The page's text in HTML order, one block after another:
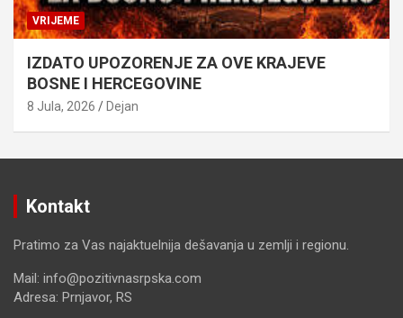
VRIJEME
IZDATO UPOZORENJE ZA OVE KRAJEVE
BOSNE I HERCEGOVINE
8 Jula, 2026 Dejan
Kontakt
Pratimo za Vas najaktuelnija dešavanja u zemlji i regionu.
Mail: info@pozitivnasrpska.com
Adresa: Prnjavor, RS